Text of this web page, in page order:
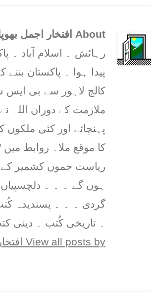
About افتخار اجمل بھوپال
رہائش ۔ اسلام آباد
پیدا ہوا ۔ پاکستان
کالج لاہور سے بی ایس
ملازمت کے دوران اللہ
پہنچائے اور کئی
کا موقع ملا۔ روابط
ریاست جموں کشمیر کے
ہوں گے ۔ ۔ ۔
گردی ۔ ۔ ۔ پسندیدہ
۔ تاریخی کُتب ۔ دینی
View all posts by افتخار اجمل بھوپال